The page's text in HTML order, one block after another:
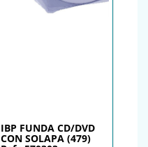
IBP FUNDA CD/DVD
CON SOLAPA (479)